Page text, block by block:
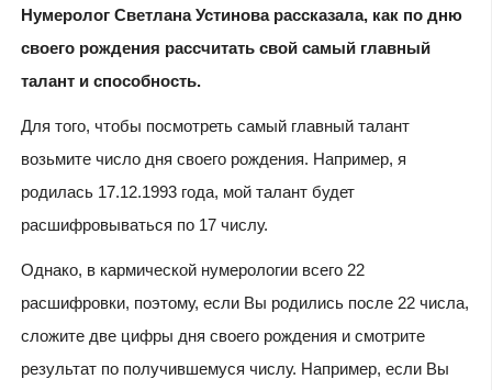
Нумеролог Светлана Устинова рассказала, как по дню
своего рождения рассчитать свой самый главный
талант и способность.
Для того, чтобы посмотреть самый главный талант
возьмите число дня своего рождения. Например, я
родилась 17.12.1993 года, мой талант будет
расшифровываться по 17 числу.
Однако, в кармической нумерологии всего 22
расшифровки, поэтому, если Вы родились после 22 числа,
сложите две цифры дня своего рождения и смотрите
результат по получившемуся числу. Например, если Вы